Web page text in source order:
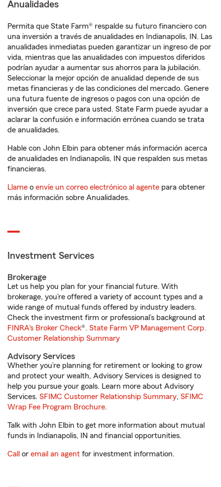
Anualidades
Permita que State Farm® respalde su futuro financiero con
una inversión a través de anualidades en Indianapolis, IN. Las
anualidades inmediatas pueden garantizar un ingreso de por
vida, mientras que las anualidades con impuestos diferidos
podrían ayudar a aumentar sus ahorros para la jubilación.
Seleccionar la mejor opción de anualidad depende de sus
metas financieras y de las condiciones del mercado. Genere
una futura fuente de ingresos o pagos con una opción de
inversión que crece para usted. State Farm puede ayudar a
aclarar la confusión e información errónea cuando se trata
de anualidades.
Hable con John Elbin para obtener más información acerca
de anualidades en Indianapolis, IN que respalden sus metas
financieras.
Llame o envíe un correo electrónico al agente para obtener
más información sobre Anualidades.
Investment Services
Brokerage
Let us help you plan for your financial future. With
brokerage, you’re offered a variety of account types and a
wide range of mutual funds offered by industry leaders.
Check the investment firm or professional’s background at
FINRA's Broker Check®. State Farm VP Management Corp.
Customer Relationship Summary
Advisory Services
Whether you’re planning for retirement or looking to grow
and protect your wealth, Advisory Services is designed to
help you pursue your goals. Learn more about Advisory
Services. SFIMC Customer Relationship Summary, SFIMC
Wrap Fee Program Brochure.
Talk with John Elbin to get more information about mutual
funds in Indianapolis, IN and financial opportunities.
Call or email an agent for investment information.